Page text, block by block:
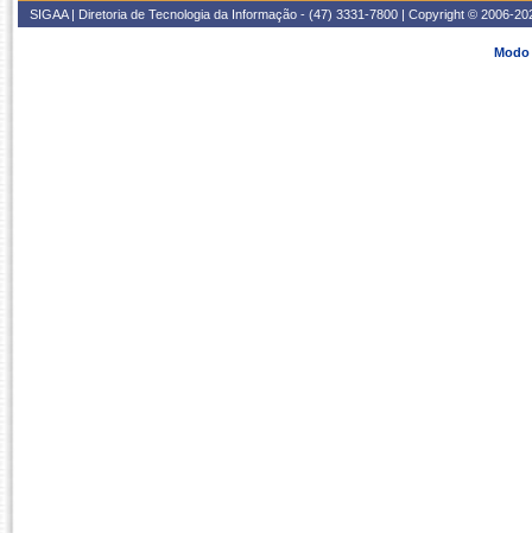
SIGAA | Diretoria de Tecnologia da Informação - (47) 3331-7800 | Copyright © 2006-
Modo